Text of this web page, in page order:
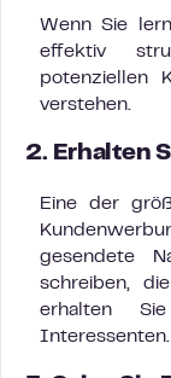
Wenn Sie
effektiv
potenziellen
verstehen.
2. Erhalten
Eine der
gesendete
schreiben,
erhalten
Interessenten.